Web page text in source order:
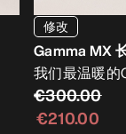
修改
Gamma MX
我们最温暖的
€300.00
€210.00